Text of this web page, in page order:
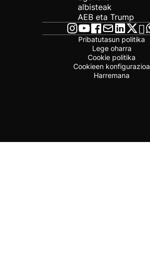
albisteak
AEB eta Trump
Pribatutasun politika
Lege oharra
Cookie politika
Cookieen konfigurazioa
Harremana